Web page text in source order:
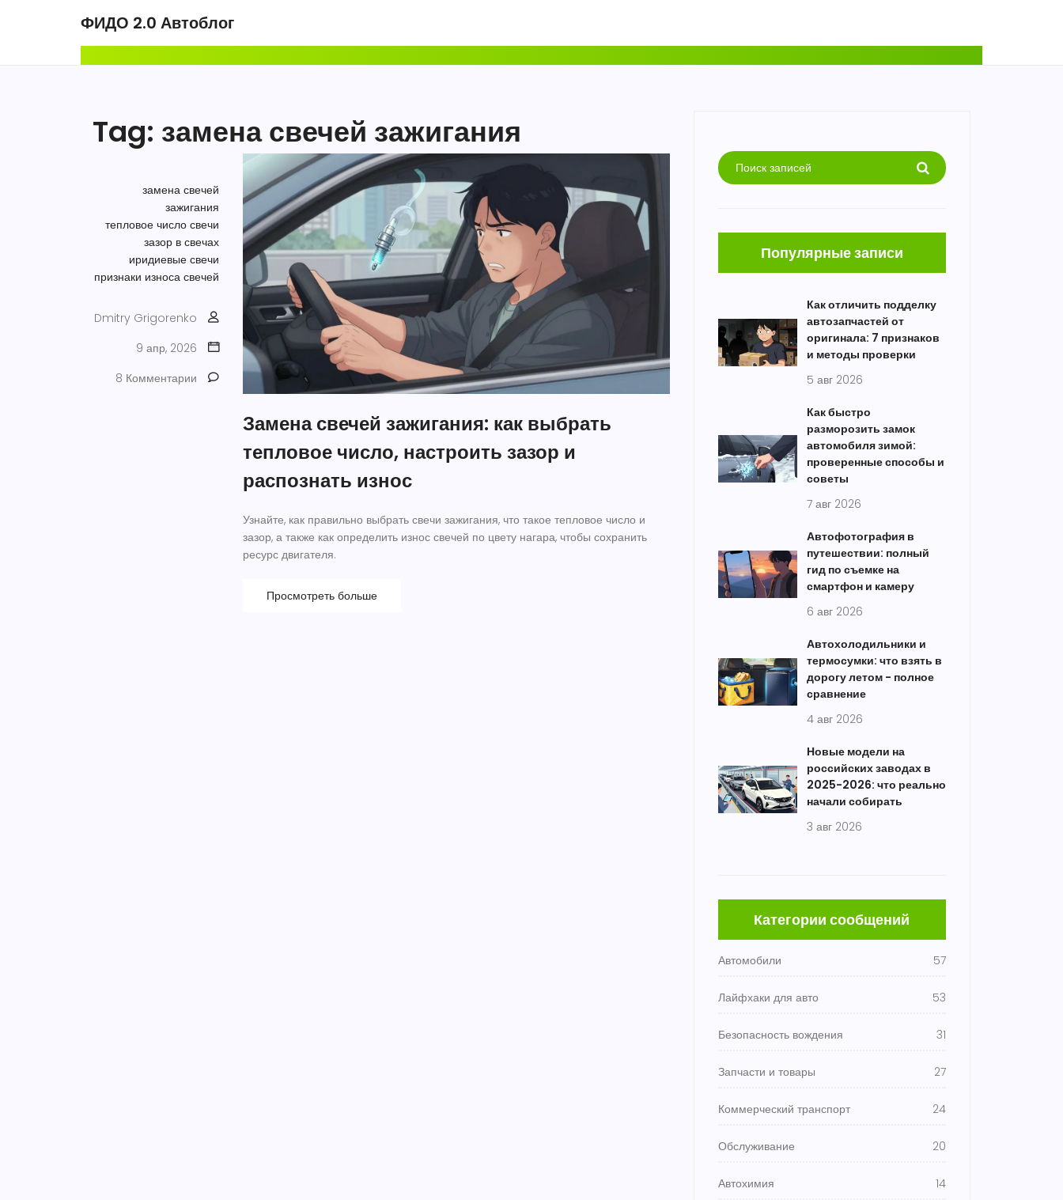
ФИДО 2.0 Автоблог
Tag: замена свечей зажигания
замена свечей
зажигания
тепловое число свечи
зазор в свечах
иридиевые свечи
признаки износа свечей
Dmitry Grigorenko
9 апр, 2026
8 Комментарии
Замена свечей зажигания: как выбрать
тепловое число, настроить зазор и
распознать износ
Узнайте, как правильно выбрать свечи зажигания, что такое тепловое число и
зазор, а также как определить износ свечей по цвету нагара, чтобы сохранить
ресурс двигателя.
Просмотреть больше
Популярные записи
Как отличить подделку
автозапчастей от
оригинала: 7 признаков
и методы проверки
5 авг 2026
Как быстро
разморозить замок
автомобиля зимой:
проверенные способы и
советы
7 авг 2026
Автофотография в
путешествии: полный
гид по съемке на
смартфон и камеру
6 авг 2026
Автохолодильники и
термосумки: что взять в
дорогу летом - полное
сравнение
4 авг 2026
Новые модели на
российских заводах в
2025-2026: что реально
начали собирать
3 авг 2026
Категории сообщений
Автомобили 57
Лайфхаки для авто 53
Безопасность вождения 31
Запчасти и товары 27
Коммерческий транспорт 24
Обслуживание 20
Автохимия 14